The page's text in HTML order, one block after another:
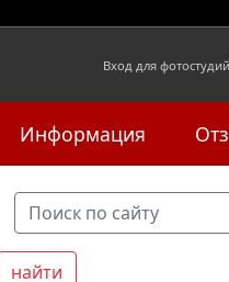
Вход для фотостудий
Информация